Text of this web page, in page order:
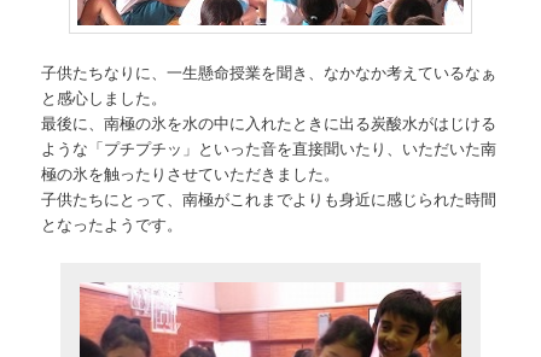
子供たちなりに、一生懸命授業を聞き、なかなか考えているなぁ
と感心しました。
最後に、南極の氷を水の中に入れたときに出る炭酸水がはじける
ような「プチプチッ」といった音を直接聞いたり、いただいた南
極の氷を触ったりさせていただきました。
子供たちにとって、南極がこれまでよりも身近に感じられた時間
となったようです。